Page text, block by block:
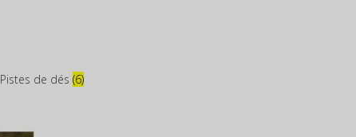
Pistes de dés(6)